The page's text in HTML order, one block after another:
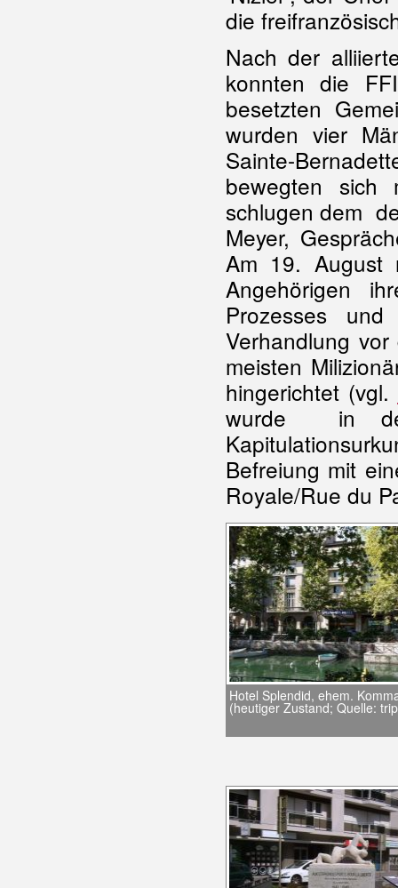
die
Nach der
konnten die
besetzten
wurden vier
Sainte-
bewegten
schlugen dem
Meyer,
Am 19. August
Angehörigen
Prozesses
Verhandlung
meisten
hingerichtet (vgl.
wurde in der
Befreiung mit
Royale/Rue du
Hotel Splendid, ehem.
(heutiger Zustand; Quelle: